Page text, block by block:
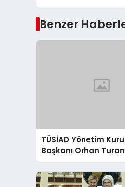
Benzer
TÜSİAD Yönetim
Başkanı Orhan
Soruşturma